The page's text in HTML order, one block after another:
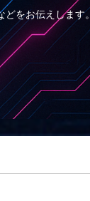
をお伝えします。